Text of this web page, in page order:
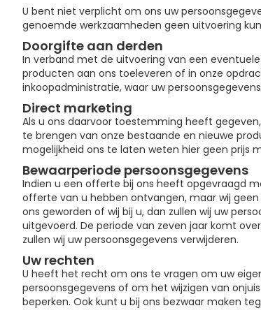
U bent niet verplicht om ons uw
genoemde werkzaamheden geen uitvoering
Doorgifte aan derden
In verband met de uitvoering van een
producten aan ons toeleveren of in onze
inkoopadministratie, waar uw
Direct marketing
Als u ons daarvoor toestemming heeft
te brengen van onze bestaande en nieuwe
mogelijkheid ons te laten weten hier geen prijs
Bewaarperiode persoonsgegevens
Indien u een offerte bij ons heeft opgevraagd
offerte van u hebben ontvangen, maar wij
ons geworden of wij bij u, dan zullen wij uw
uitgevoerd. De periode van zeven jaar komt
zullen wij uw persoonsgegevens verwijderen.
Uw rechten
U heeft het recht om ons te vragen om uw
persoonsgegevens of om het wijzigen van
beperken. Ook kunt u bij ons bezwaar maken